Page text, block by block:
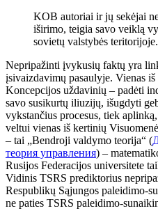
KOB autoriai ir jų sekėjai
iširimo, teigia savo veiklą
sovietų valstybės teritorijoje.
Nepripažinti įvykusių faktų yra
įsivaizdavimų pasaulyje. Vienas
Koncepcijos uždavinių – padėti
savo susikurtų iliuzijų, išugdyti
vykstančius procesus, tiek
veltui vienas iš kertinių
– tai „Bendroji valdymo teorija“ (
теория управления) –
Rusijos Federacijos universitete
Vidinis TSRS prediktorius
Respublikų Sąjungos paleidimo-
ne paties TSRS paleidimo-